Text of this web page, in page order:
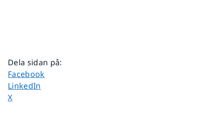
Dela sidan på:
Dela sidan på
Facebook
Dela sidan på
LinkedIn
Dela sidan på
X